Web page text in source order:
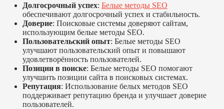
Долгосрочный успех: Белые методы SEO
обеспечивают долгосрочный успех и стабильность.
Доверие: Поисковые системы доверяют сайтам,
использующим белые методы SEO.
Пользовательский опыт: Белые методы SEO
улучшают пользовательский опыт и повышают
удовлетворённость пользователей.
Позиции в поиске: Белые методы SEO помогают
улучшить позиции сайта в поисковых системах.
Репутация: Использование белых методов SEO
поддерживает репутацию бренда и улучшает доверие
пользователей.